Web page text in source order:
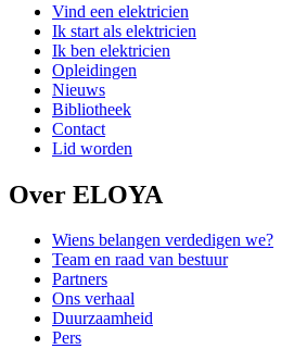
Vind een elektricien
Ik start als elektricien
Ik ben elektricien
Opleidingen
Nieuws
Bibliotheek
Contact
Lid worden
Over ELOYA
Wiens belangen verdedigen we?
Team en raad van bestuur
Partners
Ons verhaal
Duurzaamheid
Pers